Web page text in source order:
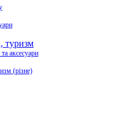
туризм
аксесуари
(різне)